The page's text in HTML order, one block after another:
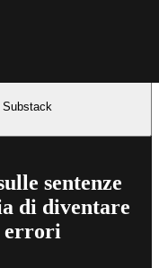
Substack
sentenze
di diventare
errori